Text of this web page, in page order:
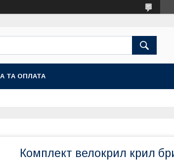
ТА ОПЛАТА
Комплект велокрил крил